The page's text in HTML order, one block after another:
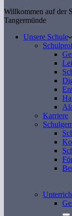
Willkommen auf der
Tangermünde
Unsere Schule
Karriere